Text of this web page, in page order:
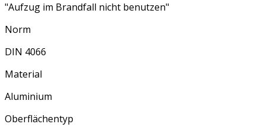
"Aufzug im Brandfall nicht benutzen"
Norm
DIN 4066
Material
Aluminium
Oberflächentyp